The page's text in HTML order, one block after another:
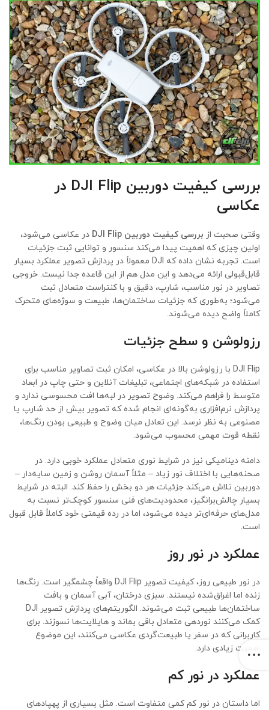
بررسی کیفیت دوربین DJI Flip در
عکاسی
وقتی صحبت از بررسی کیفیت دوربین DJI Flip
در عکاسی می‌شود،
اولین چیزی که اهمیت پیدا می‌کند سنسور و توانایی ثبت جزئیات
است. تجربه نشان داده که DJI معمولاً در پردازش تصویر عملکرد بسیار
قابل‌قبولی ارائه می‌دهد و این مدل هم از این قاعده جدا نیست. خروجی
تصاویر در نور مناسب، شارپ، دقیق و با کنتراست متعادل ثبت
می‌شود؛ به‌طوری که جزئیات ساختمان‌ها، طبیعت و سوژه‌های متحرک
کاملاً واضح دیده می‌شوند.
رزولوشن و سطح جزئیات
DJI Flip با رزولوشن بالا در عکاسی، امکان ثبت تصاویر مناسب برای
استفاده در شبکه‌های اجتماعی، تبلیغات آنلاین و حتی چاپ در ابعاد
متوسط را فراهم می‌کند. وضوح تصویر در لبه‌ها افت محسوسی ندارد و
پردازش نرم‌افزاری به‌گونه‌ای انجام شده که تصویر بیش از حد شارپ یا
مصنوعی به نظر نرسد. این تعادل میان وضوح و طبیعی بودن رنگ‌ها،
نقطه قوت مهمی محسوب می‌شود.
دامنه دینامیکی نیز در شرایط نوری متعادل عملکرد خوبی دارد. در
صحنه‌هایی با اختلاف نور زیاد – مثلاً آسمان روشن و زمین سایه‌دار –
دوربین تلاش می‌کند جزئیات هر دو بخش را حفظ کند. البته در شرایط
بسیار چالش‌برانگیز، محدودیت‌های فنی سنسور کوچک‌تر نسبت به
مدل‌های حرفه‌ای‌تر دیده می‌شود، اما در رده قیمتی خود کاملاً قابل قبول
است.
عملکرد در نور روز
در نور طبیعی روز، کیفیت تصویر DJI Flip واقعاً چشمگیر است. رنگ‌ها
زنده اما اغراق‌شده نیستند. سبزی درختان، آبی آسمان و بافت
ساختمان‌ها طبیعی ثبت می‌شوند. الگوریتم‌های پردازش تصویر DJI
کمک می‌کنند نوردهی متعادل باقی بماند و هایلایت‌ها نسوزند. برای
کاربرانی که در سفر یا طبیعت‌گردی عکاسی می‌کنند، این موضوع
اهمیت زیادی دارد.
عملکرد در نور کم
اما داستان در نور کم کمی متفاوت است. مثل بسیاری از پهپادهای